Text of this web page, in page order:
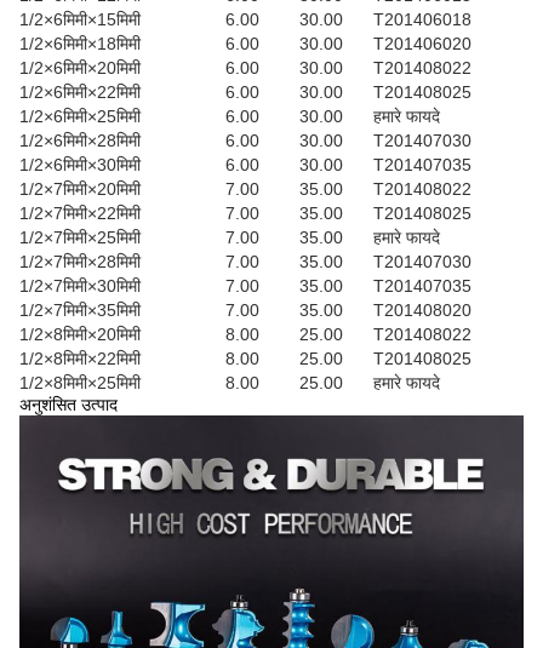
1/2×6मिमी×15मिमी
6.00 30.00
T201406018
1/2×6मिमी×18मिमी
6.00 30.00
T201406020
1/2×6मिमी×20मिमी
6.00 30.00
T201408022
1/2×6मिमी×22मिमी
6.00 30.00
T201408025
1/2×6मिमी×25मिमी
6.00 30.00
हमारे फायदे
1/2×6मिमी×28मिमी
6.00 30.00
T201407030
1/2×6मिमी×30मिमी
6.00 30.00
T201407035
1/2×7मिमी×20मिमी
7.00 35.00
T201408022
1/2×7मिमी×22मिमी
7.00 35.00
T201408025
1/2×7मिमी×25मिमी
7.00 35.00
हमारे फायदे
1/2×7मिमी×28मिमी
7.00 35.00
T201407030
1/2×7मिमी×30मिमी
7.00 35.00
T201407035
1/2×7मिमी×35मिमी
7.00 35.00
T201408020
1/2×8मिमी×20मिमी
8.00 25.00
T201408022
1/2×8मिमी×22मिमी
8.00 25.00
T201408025
1/2×8मिमी×25मिमी
8.00 25.00
हमारे फायदे
अनुशंसित उत्पाद